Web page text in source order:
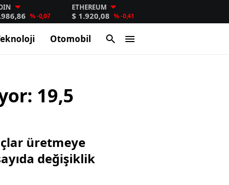
% -0,07
ETHEREUM
$ 1.920,08 % -0,41
Otomobil
19,5
üretmeye
değişiklik